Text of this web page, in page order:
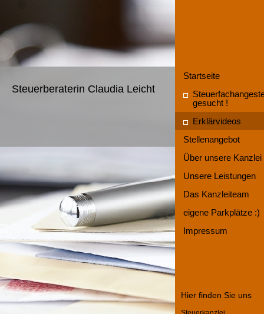
Steuerberaterin Claudia Leicht
Startseite
gesucht !
Erklärvideos
Stellenangebot
Über unsere Kanzlei
Unsere Leistungen
Das Kanzleiteam
eigene Parkplätze :)
Impressum
Hier finden Sie uns